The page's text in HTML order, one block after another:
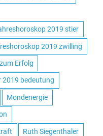
2019 stier
2019 zwilling
Erfolg
2019 bedeutung
Mondenergie
Ruth Siegenthaler